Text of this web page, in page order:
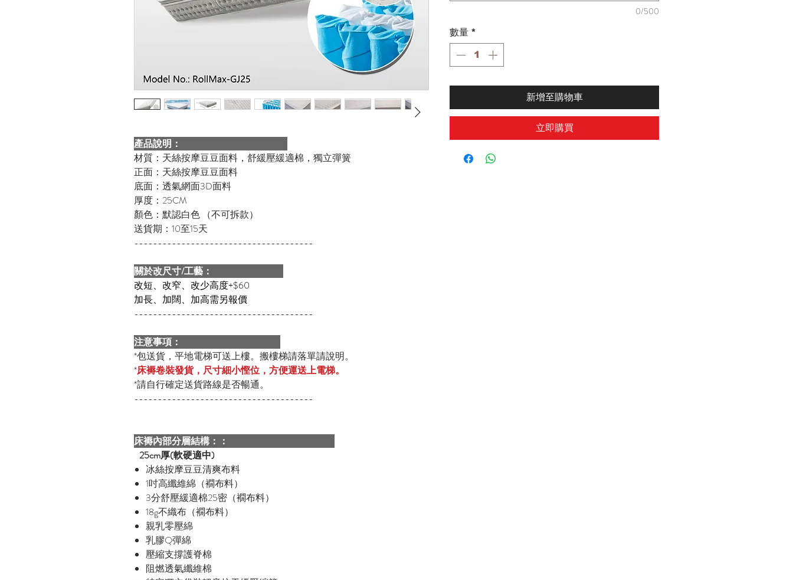
產品說明：
材質：天絲按摩豆豆面料，舒緩壓緩適棉，獨立彈簧
正面：天絲按摩豆豆面料
底面：透氣網面3D面料
厚度：25CM
顏色：默認白色 （不可拆款）
送貨期：10至15天
--------------------------------------
關於改尺寸/工藝：
改短、改窄、改少高度+$60
加長、加闊、加高需另報價
--------------------------------------
注意事項：
*包送貨，平地電梯可送上樓。搬樓梯請落單請說明。
*床褥卷裝發貨，尺寸細小慳位，方便運送上電梯。
*請自行確定送貨路線是否暢通。
--------------------------------------
床褥內部分層結構：：
25cm厚(軟硬適中)
冰絲按摩豆豆清爽布料
1吋高纖維綿（襉布料）
3分舒壓緩適棉25密（襉布料）
18g不織布（襉布料）
親乳零壓綿
乳膠Q彈綿
壓縮支撐護脊棉
阻燃透氣纖維棉
0/500
數量 *
新增至購物車
立即購買